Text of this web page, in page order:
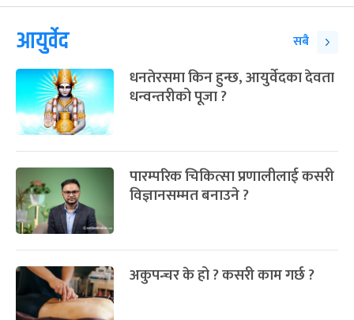
आयुर्वेद सबै
धनतेरसमा किन हुन्छ, आयुर्वेदका देवता
धन्वन्तरीको पूजा ?
पारम्परिक चिकित्सा प्रणालीलाई कसरी
विज्ञानसम्मत बनाउने ?
अकुपन्चर के हो ? कसरी काम गर्छ ?